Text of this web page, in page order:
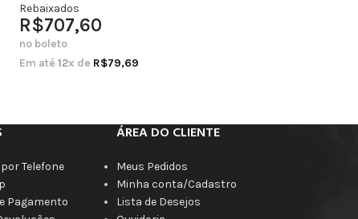
Rebaixados
R$707,60
no boleto
Em até 12x de R$79,69
Telefone
Pagamento
ÁREA DO CLIENTE
Meus Pedidos
Minha conta/Cadastro
Lista de Desejos